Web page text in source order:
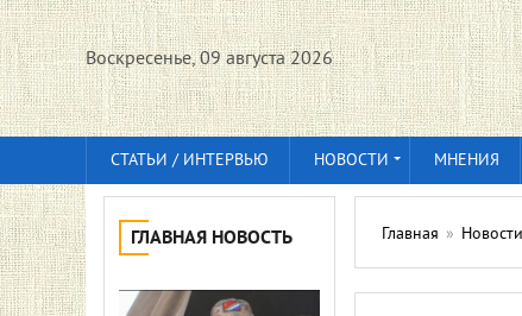
Воскресенье, 09 августа 2026
СТАТЬИ / ИНТЕРВЬЮ НОВОСТИ МНЕНИЯ
ГЛАВНАЯ НОВОСТЬ Главная » Новости